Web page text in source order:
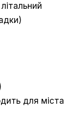
для міста